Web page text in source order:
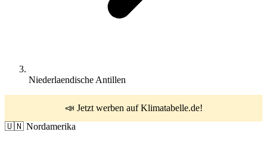
Niederlaendische Antillen
📣 Jetzt werben auf Klimatabelle.de!
🇺🇳 Nordamerika